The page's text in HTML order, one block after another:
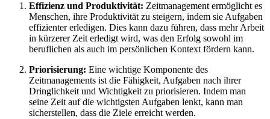
Effizienz und Produktivität: Zeitmanagement ermöglicht es
Menschen, ihre Produktivität zu steigern, indem sie Aufgaben
effizienter erledigen. Dies kann dazu führen, dass mehr Arbeit
in kürzerer Zeit erledigt wird, was den Erfolg sowohl im
beruflichen als auch im persönlichen Kontext fördern kann.
Priorisierung: Eine wichtige Komponente des
Zeitmanagements ist die Fähigkeit, Aufgaben nach ihrer
Dringlichkeit und Wichtigkeit zu priorisieren. Indem man
seine Zeit auf die wichtigsten Aufgaben lenkt, kann man
sicherstellen, dass die Ziele erreicht werden.